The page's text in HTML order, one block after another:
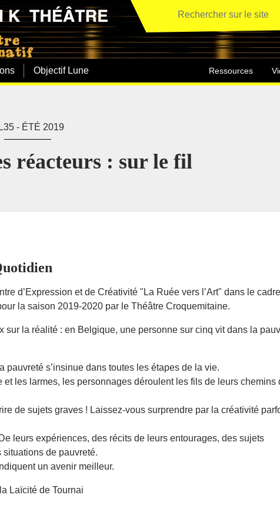
Objectif Lune Ressources
- ÉTÉ 2019
réacteurs : sur le fil
d’Expression et de Créativité "La Ruée vers l’Art" dans le
la saison 2019-2020 par le Théâtre Croquemitaine.
la réalité : en Belgique, une personne sur cinq vit dans la
pauvreté s’insinue dans toutes les étapes de la vie.
les larmes, les personnages déroulent les fils de leurs chemins
de sujets graves ! Laissez-vous surprendre par la créativité
leurs expériences, des récits de leurs entourages, des sujets
situations de pauvreté.
un avenir meilleur.
Laïcité de Tournai